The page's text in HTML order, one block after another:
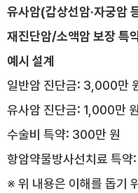
유사암(갑상선암·자궁
재진단암/소액암 보장 특
예시 설계
일반암 진단금: 3,000만
유사암 진단금: 1,000만 원
수술비 특약: 300만 원
항암약물방사선치료 특
※ 위 내용은 이해를 돕기